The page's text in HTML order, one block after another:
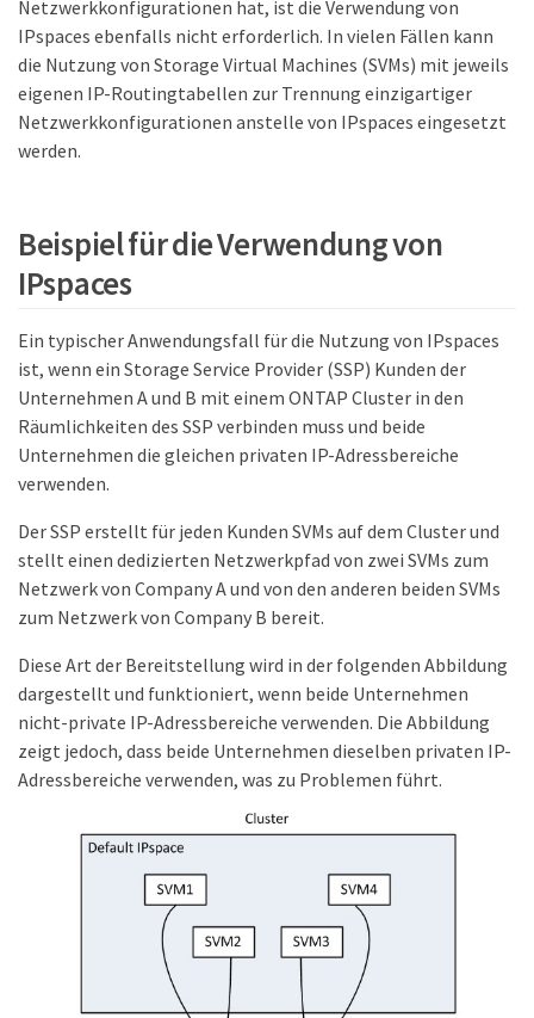
Netzwerkkonfigurationen hat, ist die Verwendung von
IPspaces ebenfalls nicht erforderlich. In vielen Fällen kann
die Nutzung von Storage Virtual Machines (SVMs) mit jeweils
eigenen IP-Routingtabellen zur Trennung einzigartiger
Netzwerkkonfigurationen anstelle von IPspaces eingesetzt
werden.
Beispiel für die Verwendung von
IPspaces
Ein typischer Anwendungsfall für die Nutzung von IPspaces
ist, wenn ein Storage Service Provider (SSP) Kunden der
Unternehmen A und B mit einem ONTAP Cluster in den
Räumlichkeiten des SSP verbinden muss und beide
Unternehmen die gleichen privaten IP-Adressbereiche
verwenden.
Der SSP erstellt für jeden Kunden SVMs auf dem Cluster und
stellt einen dedizierten Netzwerkpfad von zwei SVMs zum
Netzwerk von Company A und von den anderen beiden SVMs
zum Netzwerk von Company B bereit.
Diese Art der Bereitstellung wird in der folgenden Abbildung
dargestellt und funktioniert, wenn beide Unternehmen
nicht-private IP-Adressbereiche verwenden. Die Abbildung
zeigt jedoch, dass beide Unternehmen dieselben privaten IP-
Adressbereiche verwenden, was zu Problemen führt.